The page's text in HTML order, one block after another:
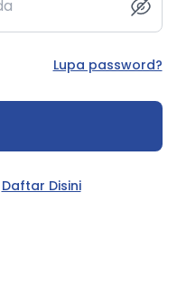
Lupa password?
Daftar Disini